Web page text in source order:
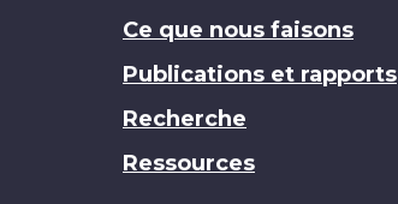
Ce que nous faisons
Publications et rapports
Recherche
Ressources